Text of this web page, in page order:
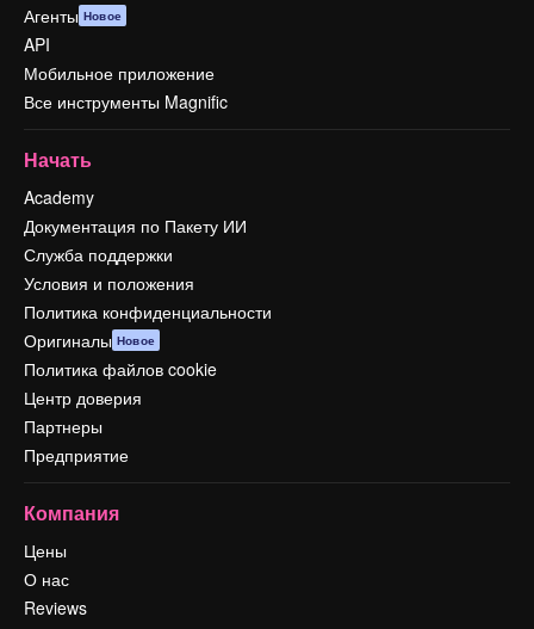
Агенты Новое
API
Мобильное приложение
Все инструменты Magnific
Начать
Academy
Документация по Пакету ИИ
Служба поддержки
Условия и положения
Политика конфиденциальности
Оригиналы Новое
Политика файлов cookie
Центр доверия
Партнеры
Предприятие
Компания
Цены
О нас
Reviews